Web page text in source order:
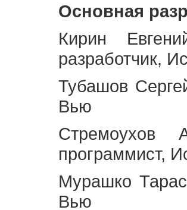
Основная
Кирин
разработчик,
Тубашов
Вью
Стремоухов
программист,
Мурашко
Вью